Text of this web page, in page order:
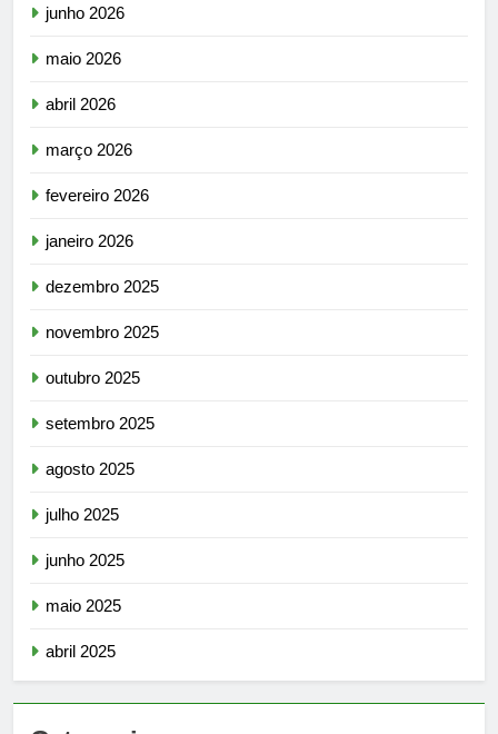
junho 2026
maio 2026
abril 2026
março 2026
fevereiro 2026
janeiro 2026
dezembro 2025
novembro 2025
outubro 2025
setembro 2025
agosto 2025
julho 2025
junho 2025
maio 2025
abril 2025